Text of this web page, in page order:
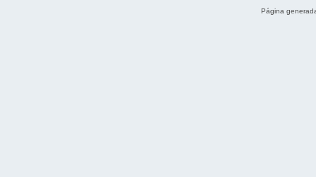
Página